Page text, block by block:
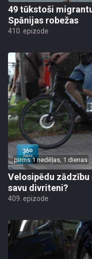
49 tūkstoši
Spānijas robežas
410. epizode
pirms 1 nedēļas, 1 dienas
Velosipēdu
savu divriteni?
409. epizode